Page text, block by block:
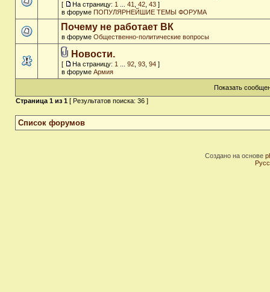
[ На страницу: 1 41 42 43 ]
в форуме ПОПУЛЯРНЕЙШИЕ ТЕМЫ ФОРУМА
Почему не работает ВК
в форуме Общественно-политические вопросы
Новости.
[ На страницу: 1 92 93 94 ]
в форуме Армия
Показать
Страница 1 из 1 [ Результатов поиска: 36 ]
Список форумов
Создано на основе